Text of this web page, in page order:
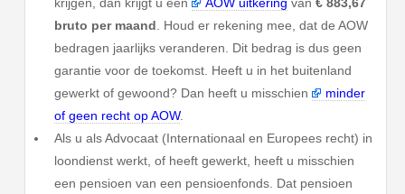
krijgen, dan krijgt u een
AOW uitkering van € 883,67
bruto per maand. Houd er rekening mee, dat de AOW
bedragen jaarlijks veranderen. Dit bedrag is dus geen
garantie voor de toekomst. Heeft u in het buitenland
gewerkt of gewoond? Dan heeft u misschien
minder
of geen recht op AOW.
Als u als Advocaat (Internationaal en Europees recht) in
loondienst werkt, of heeft gewerkt, heeft u misschien
een pensioen van een pensioenfonds. Dat pensioen